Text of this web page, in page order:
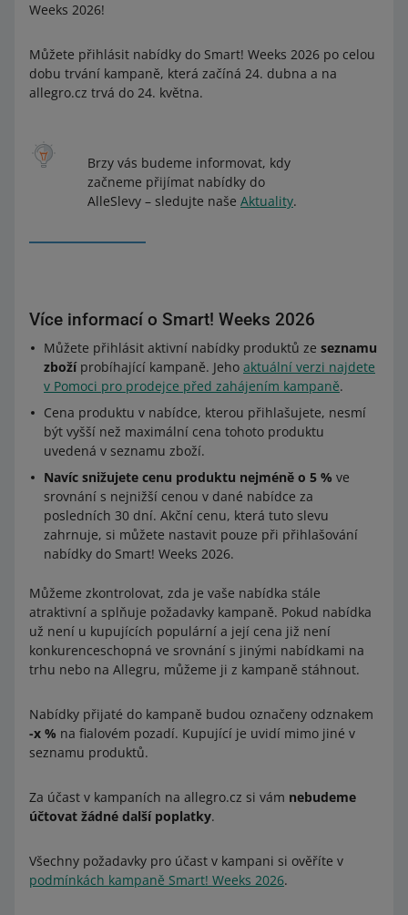
Weeks 2026!
Můžete přihlásit nabídky do Smart! Weeks 2026 po celou
dobu trvání kampaně, která začíná 24. dubna a na
allegro.cz trvá do 24. května.
Brzy vás budeme informovat, kdy
začneme přijímat nabídky do
AlleSlevy – sledujte naše Aktuality.
Více informací o Smart! Weeks 2026
Můžete přihlásit aktivní nabídky produktů ze seznamu
zbožíprobíhající kampaně. Jeho aktuální verzi najdete
v Pomoci pro prodejce před zahájením kampaně.
Cena produktu v nabídce, kterou přihlašujete, nesmí
být vyšší než maximální cena tohoto produktu
uvedená v seznamu zboží.
Navíc snižujete cenu produktu nejméně o 5 % ve
srovnání s nejnižší cenou v dané nabídce za
posledních 30 dní. Akční cenu, která tuto slevu
zahrnuje, si můžete nastavit pouze při přihlašování
nabídky do Smart! Weeks 2026.
Můžeme zkontrolovat, zda je vaše nabídka stále
atraktivní a splňuje požadavky kampaně. Pokud nabídka
už není u kupujících populární a její cena již není
konkurenceschopná ve srovnání s jinými nabídkami na
trhu nebo na Allegru, můžeme ji z kampaně stáhnout.
Nabídky přijaté do kampaně budou označeny odznakem
-x % na fialovém pozadí. Kupující je uvidí mimo jiné v
seznamu produktů.
Za účast v kampaních na allegro.cz si vám nebudeme
účtovat žádné další poplatky.
Všechny požadavky pro účast v kampani si ověříte v
podmínkách kampaně Smart! Weeks 2026.